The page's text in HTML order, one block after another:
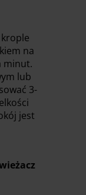
na
minut.
lub
3-
jest